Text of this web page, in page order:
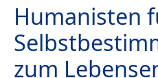
Humanisten
zum